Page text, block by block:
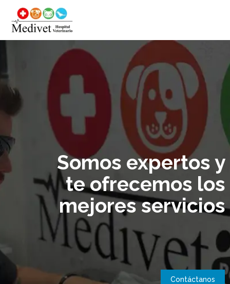
Somos expertos y
te ofrecemos los
mejores servicios
Contáctanos